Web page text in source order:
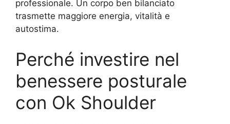
professionale. Un corpo ben bilanciato
trasmette maggiore energia, vitalità e
autostima.
Perché investire nel
benessere posturale
con Ok Shoulder